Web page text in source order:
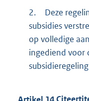
2.
Deze
subsidies
op volledige
ingediend voor